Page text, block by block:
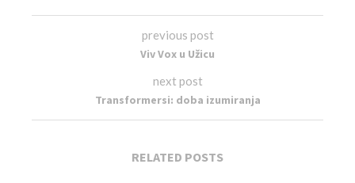
previous post
Viv Vox u Užicu
next post
Transformersi: doba izumiranja
RELATED POSTS